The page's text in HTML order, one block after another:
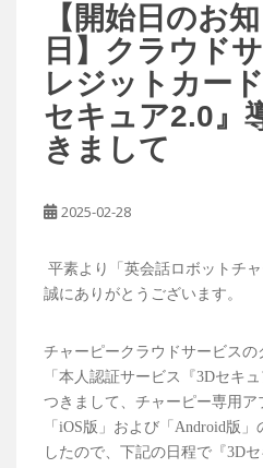
【開始日のお
日】クラウド
レジットカー
セキュア2.0』
きまして
2025-02-28
平素より「英会話ロボットチ
誠にありがとうございます。
チャーピークラウドサービス
「本人認証サービス『3Dセキ
つきまして、チャーピー専用ア
「iOS版」および「Android版
したので、下記の日程で『3D